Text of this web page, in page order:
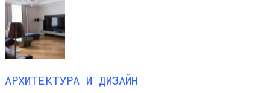
АРХИТЕКТУРА И ДИЗАЙН